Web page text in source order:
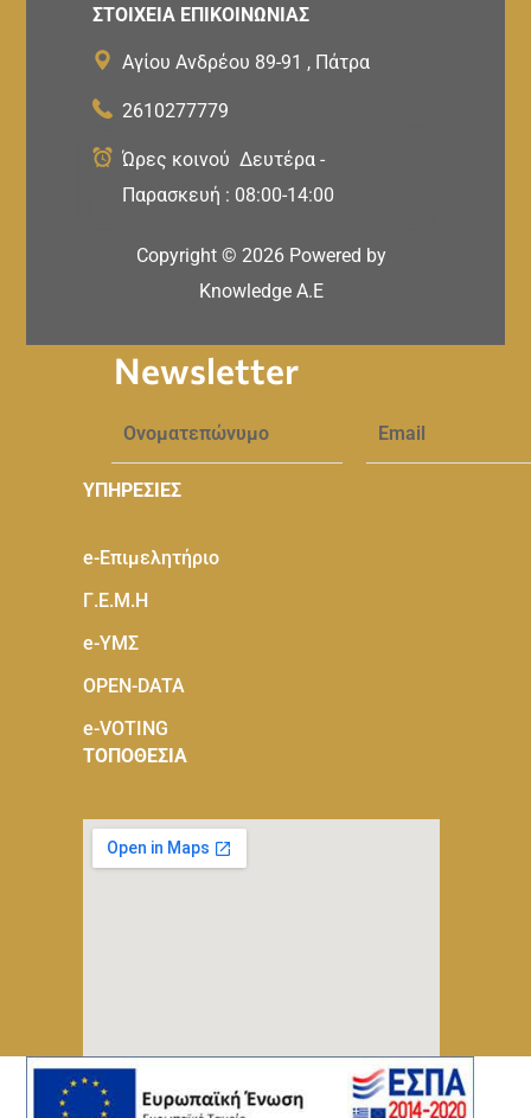
ΣΤΟΙΧΕΙΑ ΕΠΙΚΟΙΝΩΝΙΑΣ
Αγίου Ανδρέου 89-91 , Πάτρα
2610277779
Ώρες κοινού Δευτέρα -
Παρασκευή : 08:00-14:00
Copyright © 2026 Powered by
Knowledge A.E
Newsletter
ΥΠΗΡΕΣΙΕΣ
e-Eπιμελητήριο
Γ.Ε.Μ.Η
e-ΥΜΣ
OPEN-DATA
e-VOTING
ΤΟΠΟΘΕΣΙΑ